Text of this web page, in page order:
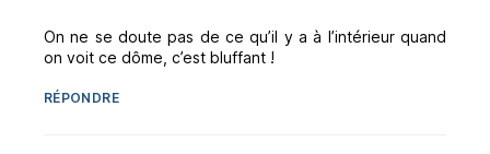
On ne se doute pas de ce qu’il y a à l’intérieur quand
on voit ce dôme, c’est bluffant !
RÉPONDRE